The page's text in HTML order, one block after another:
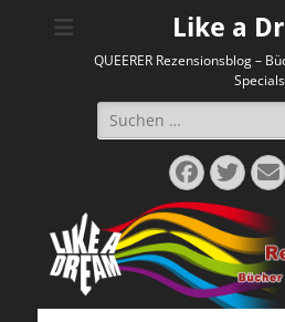
Like a
QUEERER Rezensionsblog –
Specials
Suchen
nach:
E-